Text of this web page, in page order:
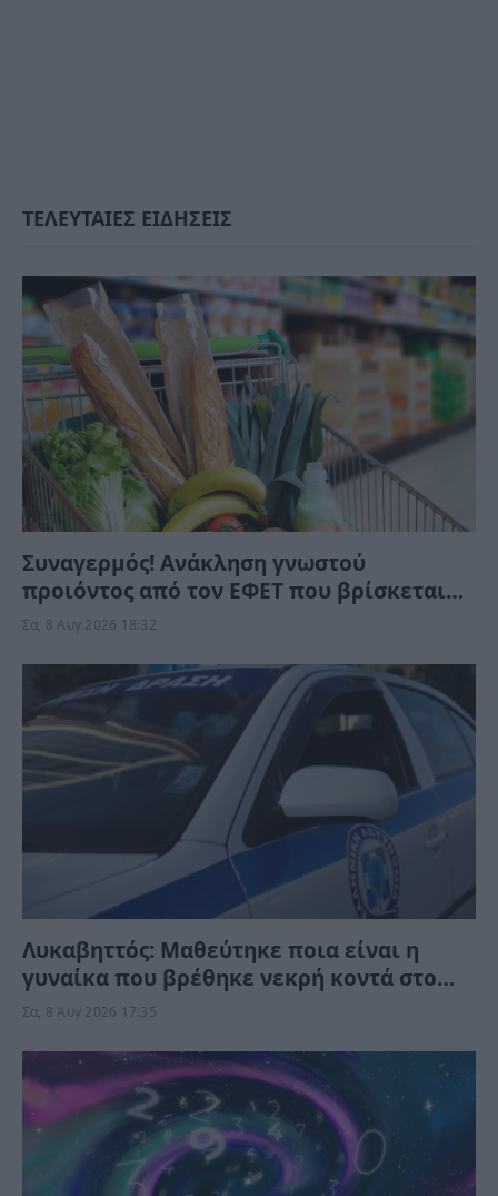
ΤΕΛΕΥΤΑΙΕΣ ΕΙΔΗΣΕΙΣ
Συναγερμός! Ανάκληση γνωστού
προιόντος από τον ΕΦΕΤ που βρίσκεται
στα ράφια των σούπερ μάρκετ – Μην το
Σα, 8 Αυγ 2026 18:32
Λυκαβηττός: Μαθεύτηκε ποια είναι η
γυναίκα που βρέθηκε νεκρή κοντά στο
εκκλησάκι – Τι της συνέβη;
Σα, 8 Αυγ 2026 17:35